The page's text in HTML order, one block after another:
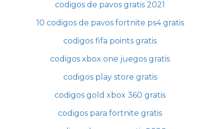
codigos de pavos gratis 2021
10 codigos de pavos fortnite ps4 gratis
codigos fifa points gratis
codigos xbox one juegos gratis
codigos play store gratis
codigos gold xbox 360 gratis
codigos para fortnite gratis